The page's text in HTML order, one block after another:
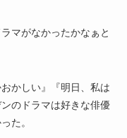
マがなかったかなぁと
かしい』『明日、私は
のドラマは好きな俳優
た。